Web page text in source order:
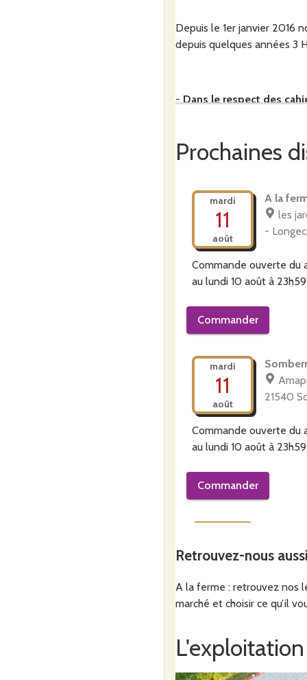
Depuis le 1er janvier 2016
depuis quelques années 3
-Dans le respect des
-Dans le respect de notre
Dans le respect des
font partie d'un système
FRAIS BIO ET LOCAL
distributions
Le mercredi Pouillyhttp://
Le vendredi à Plombières
Prochaines
mardi
11
août
A la
les
-
Commande ouverte du
au lundi 10 août à 23h59
Commander
mardi
11
août
21540
Commande ouverte du
au lundi 10 août à 23h59
Commander
12
Pouilly
lundi 10 août à 23h59
Commander
Retrouvez-nous
A la ferme : retrouvez nos
marché et choisir ce qu’il
L'exploitation